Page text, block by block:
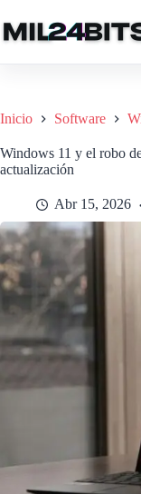
al
contenido
Inicio Software
Windows 11 y el robo
actualización
Abr 15, 2026